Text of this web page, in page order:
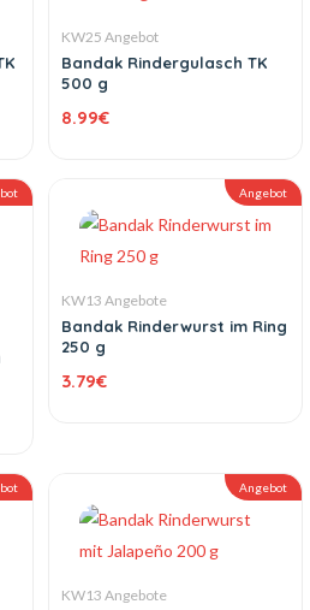
KW25 Angebot
Bandak Rindergulasch TK
500 g
8.99€
Angebot
KW13 Angebote
Bandak Rinderwurst im Ring
250 g
3.79€
Angebot
KW13 Angebote